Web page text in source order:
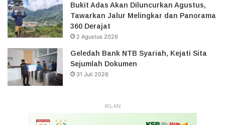
Bukit Adas Akan Diluncurkan Agustus,
Tawarkan Jalur Melingkar dan Panorama
360 Derajat
2 Agustus 2026
Geledah Bank NTB Syariah, Kejati Sita
Sejumlah Dokumen
31 Juli 2026
IKLAN